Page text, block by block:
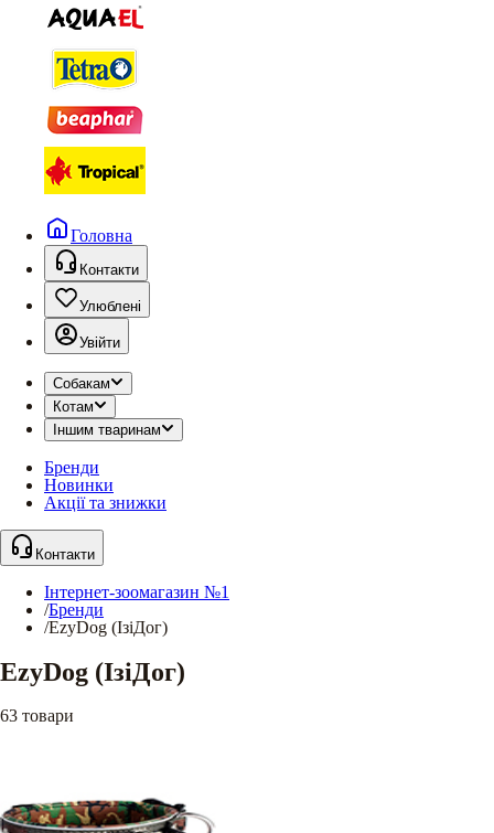
Головна
Контакти
Улюблені
Увійти
Собакам
Котам
Іншим тваринам
Бренди
Новинки
Акції та знижки
Контакти
Інтернет-зоомагазин №1
/Бренди
/EzyDog (ІзіДог)
EzyDog (ІзіДог)
63 товари